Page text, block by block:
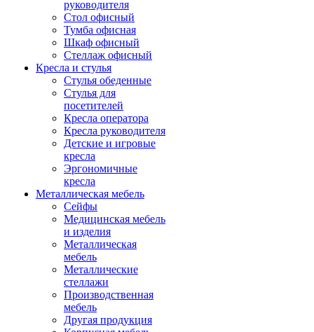
руководителя
Стол офисный
Тумба офисная
Шкаф офисный
Стеллаж офисный
Кресла и стулья
Стулья обеденные
Стулья для
посетителей
Кресла оператора
Кресла руководителя
Детские и игровые
кресла
Эргономичные
кресла
Металлическая мебель
Сейфы
Медицинская мебель
и изделия
Металлическая
мебель
Металлические
стеллажи
Производственная
мебель
Другая продукция